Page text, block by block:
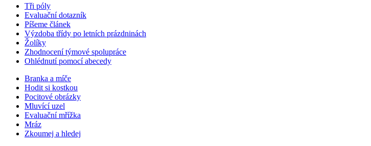
Tři póly
Evaluační dotazník
Píšeme článek
Výzdoba třídy po letních prázdninách
Žolíky
Zhodnocení týmové spolupráce
Ohlédnutí pomocí abecedy
Branka a míče
Hodit si kostkou
Pocitové obrázky
Mluvící uzel
Evaluační mřížka
Mráz
Zkoumej a hledej